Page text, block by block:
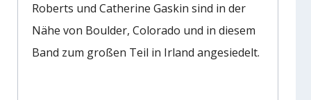
Roberts und Catherine Gaskin sind in der
Nähe von Boulder, Colorado und in diesem
Band zum großen Teil in Irland angesiedelt.